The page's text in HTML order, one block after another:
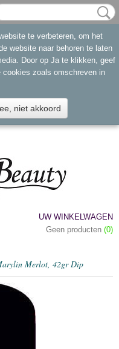
UW WINKELWAGEN
Geen producten (0)
Merlot, 42gr Dip
te verbeteren, om het
website naar behoren te laten
Door op Ja te klikken, geef
zoals omschreven in
niet akkoord